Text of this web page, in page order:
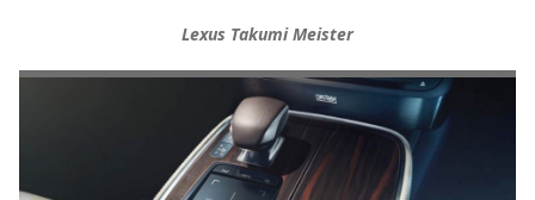
Lexus Takumi Meister